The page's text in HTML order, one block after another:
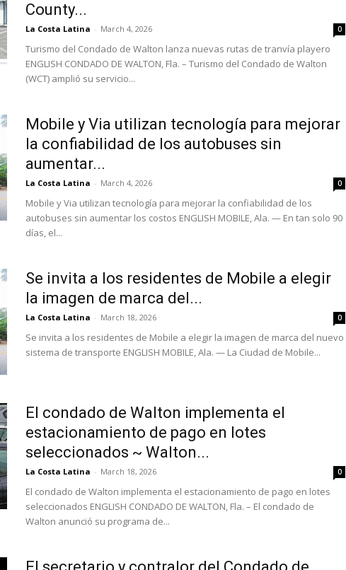
County...
La Costa Latina - March 4, 2026 0
Turismo del Condado de Walton lanza nuevas rutas de tranvía playero
ENGLISH CONDADO DE WALTON, Fla. – Turismo del Condado de Walton
(WCT) amplió su servicio...
Mobile y Via utilizan tecnología para mejorar
la confiabilidad de los autobuses sin
aumentar...
La Costa Latina - March 4, 2026 0
Mobile y Via utilizan tecnología para mejorar la confiabilidad de los
autobuses sin aumentar los costos ENGLISH MOBILE, Ala. — En tan solo 90
días, el...
Se invita a los residentes de Mobile a elegir
la imagen de marca del...
La Costa Latina - March 18, 2026 0
Se invita a los residentes de Mobile a elegir la imagen de marca del nuevo
sistema de transporte ENGLISH MOBILE, Ala. — La Ciudad de Mobile...
El condado de Walton implementa el
estacionamiento de pago en lotes
seleccionados ~ Walton...
La Costa Latina - March 18, 2026 0
El condado de Walton implementa el estacionamiento de pago en lotes
seleccionados ENGLISH CONDADO DE WALTON, Fla. – El condado de
Walton anunció su programa de...